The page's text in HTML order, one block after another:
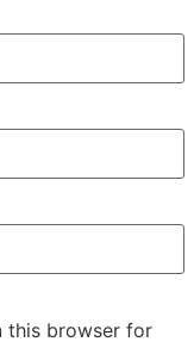
this browser for